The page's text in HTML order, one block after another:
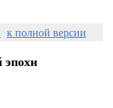
к полной версии